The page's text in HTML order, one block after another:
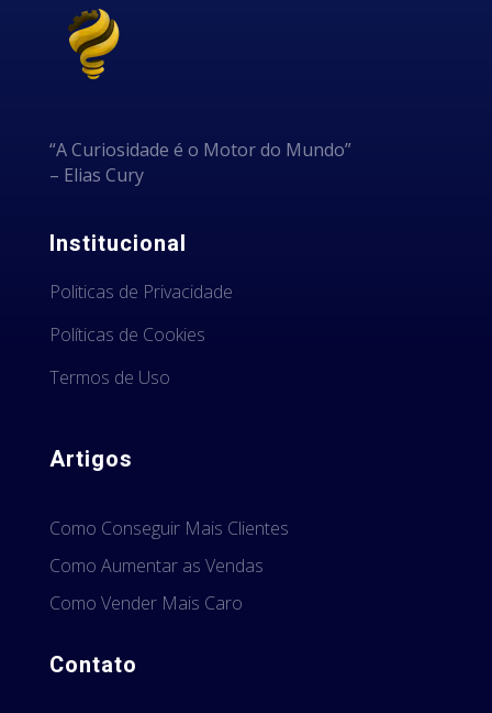
“A Curiosidade é o Motor do Mundo”
– Elias Cury
Institucional
Politicas de Privacidade
Políticas de Cookies
Termos de Uso
Artigos
Como Conseguir Mais Clientes
Como Aumentar as Vendas
Como Vender Mais Caro
Contato